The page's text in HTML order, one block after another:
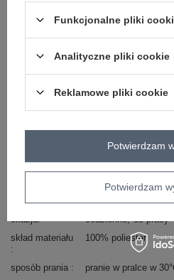
zapięcie
guziki
płaszcz zimowy
styl
elegancki
okazja
codzienne do pracy
skład materiału
100% poliester
sposób prania
pranie w pralce w
Funkcjonalne pliki
Analityczne pliki cookie
Reklamowe pliki cookie
Potwierdzam
Potwierdzam